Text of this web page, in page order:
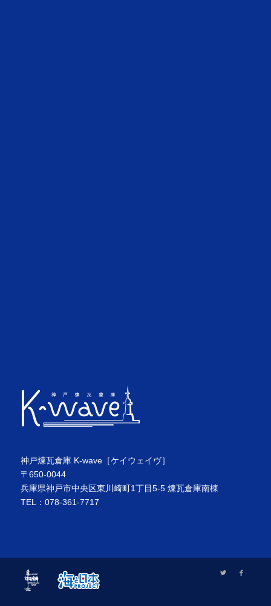
神戸煉瓦倉庫 K-wave［ケイウェイヴ］
〒650-0044
兵庫県神戸市中央区東川崎町1丁目5-5 煉瓦倉庫南棟
TEL：078-361-7717